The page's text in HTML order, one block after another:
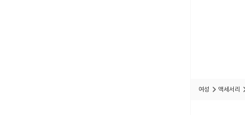
여성 액세서리